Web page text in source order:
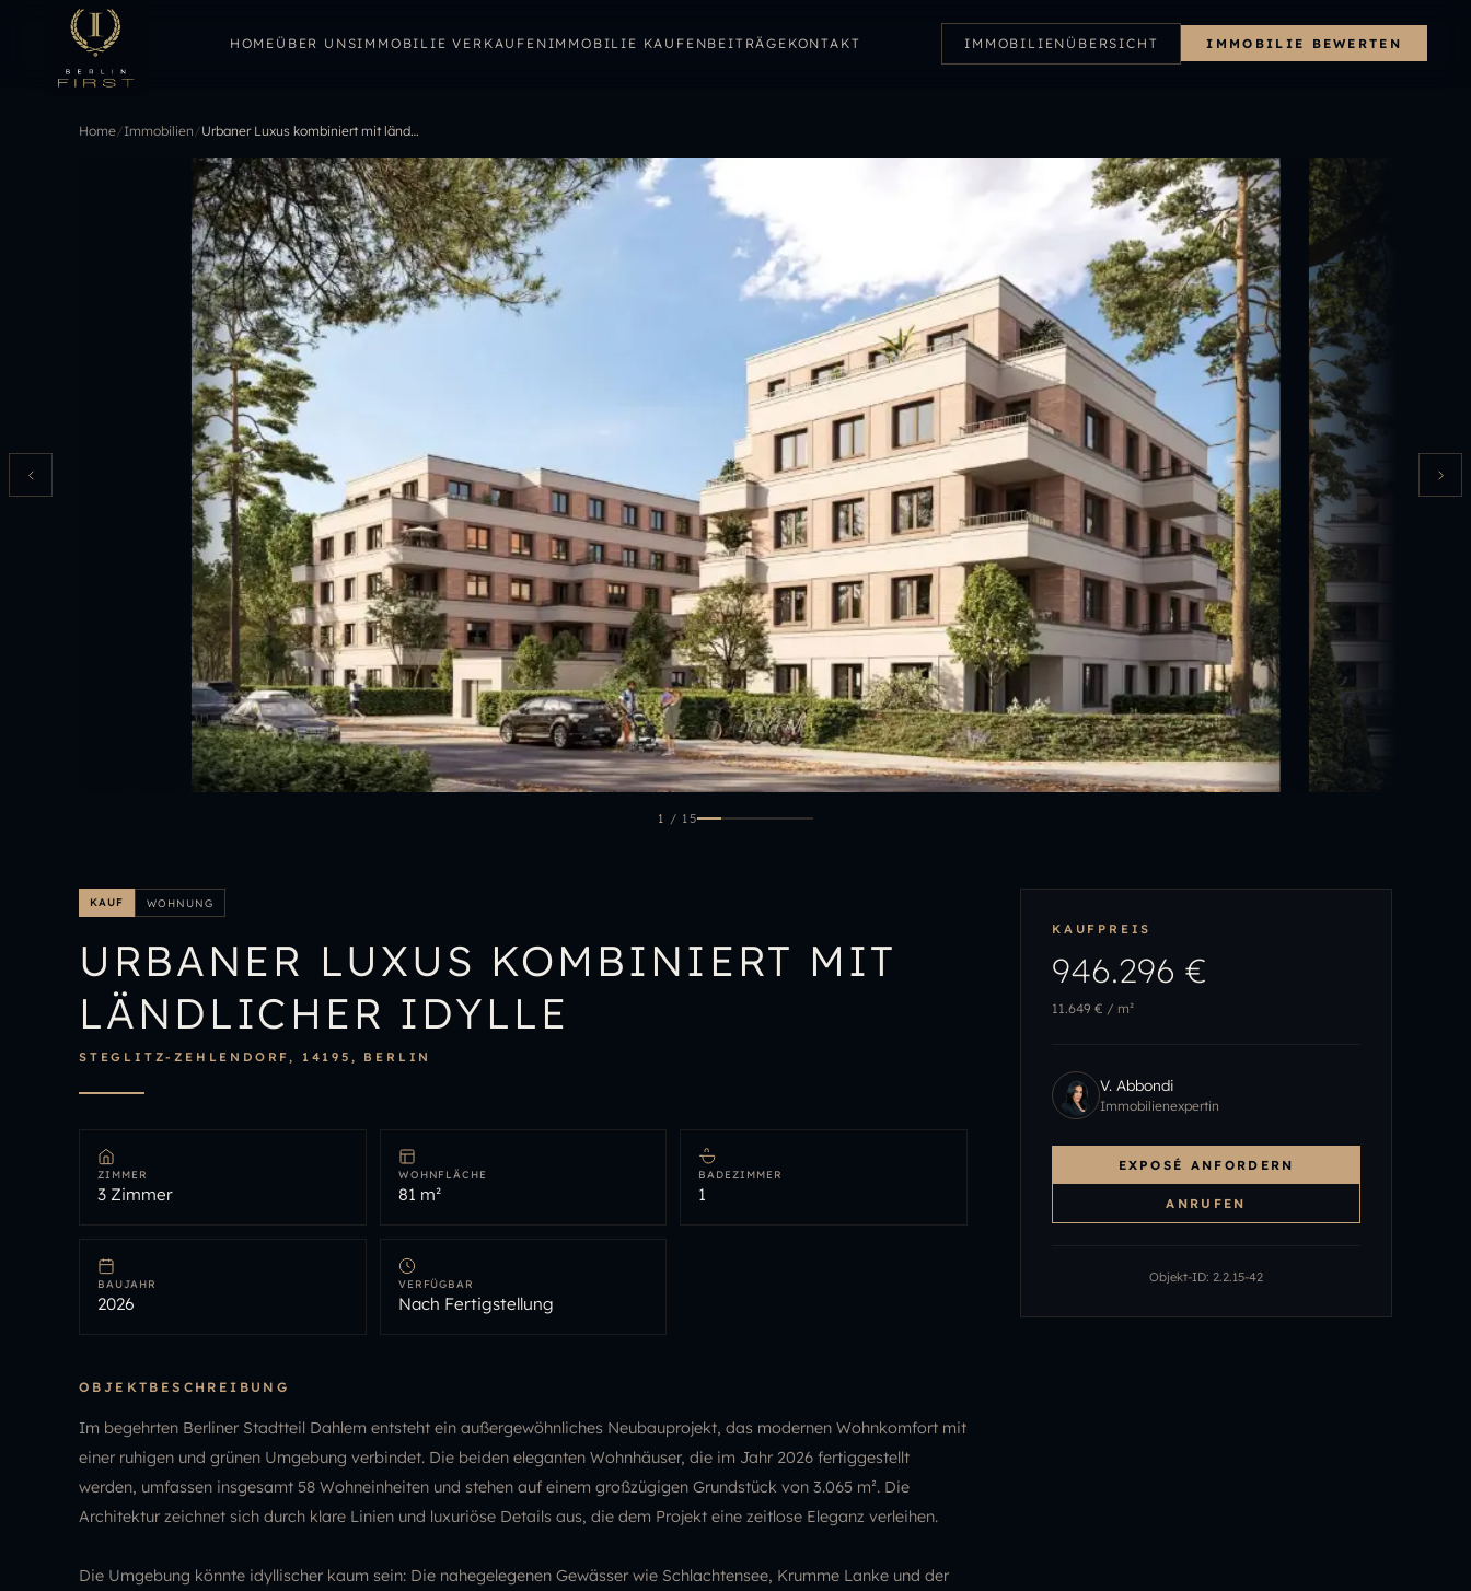
HOME ÜBER UNSIMMOBILIE VERKAUFENIMMOBILIE KAUFENBEITRÄGE KONTAKT IMMOBILIENÜBERSICHT IMMOBILIE BEWERTEN
Home/Immobilien/ Urbaner Luxus kombiniert mit ländlicher Idylle
1 / 15
KAUF WOHNUNG
URBANER LUXUS KOMBINIERT MIT
LÄNDLICHER IDYLLE
STEGLITZ-ZEHLENDORF, 14195, BERLIN
ZIMMER
3 Zimmer
WOHNFLÄCHE
81 m²
BADEZIMMER
1
BAUJAHR
2026
VERFÜGBAR
Nach Fertigstellung
OBJEKTBESCHREIBUNG
Im begehrten Berliner Stadtteil Dahlem entsteht ein außergewöhnliches Neubauprojekt, das modernen Wohnkomfort mit
einer ruhigen und grünen Umgebung verbindet. Die beiden eleganten Wohnhäuser, die im Jahr 2026 fertiggestellt
werden, umfassen insgesamt 58 Wohneinheiten und stehen auf einem großzügigen Grundstück von 3.065 m². Die
Architektur zeichnet sich durch klare Linien und luxuriöse Details aus, die dem Projekt eine zeitlose Eleganz verleihen.
Die Umgebung könnte idyllischer kaum sein: Die nahegelegenen Gewässer wie Schlachtensee, Krumme Lanke und der
KAUFPREIS
946.296 €
11.649 € / m²
V. Abbondi
Immobilienexpertin
EXPOSÉ ANFORDERN
ANRUFEN
Objekt-ID: 2.2.15-42